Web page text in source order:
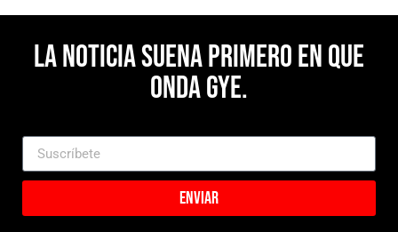
La noticia suena primero en Que
Onda Gye.
Enviar